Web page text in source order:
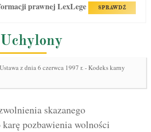
prawnej LexLege SPRAWDŹ
Ustawa z dnia 6 czerwca 1997 r. - Kodeks karny
skazanego
pozbawienia wolności